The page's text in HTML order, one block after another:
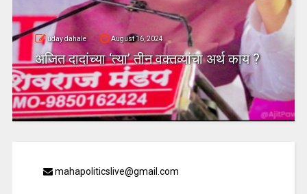
uday dahale August 16, 2024
अजित दादांच्या ‘त्या’ तीन वक्तव्यांचा अर्थ काय ?
mahapoliticslive@gmail.com